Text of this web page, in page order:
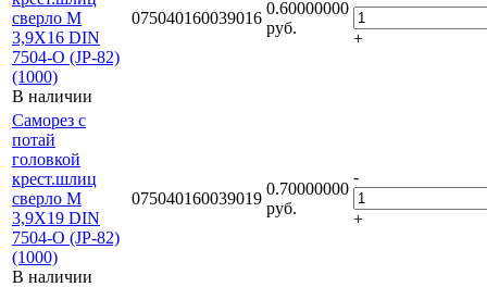
сверло М
3,9Х16 DIN
7504-O (JP-82)
(1000)
В наличии
075040160039016
0.60000000
руб.
+
Саморез с
потай
головкой
крест.шлиц
сверло М
3,9Х19 DIN
7504-O (JP-82)
(1000)
В наличии
075040160039019
0.70000000
руб.
-
+